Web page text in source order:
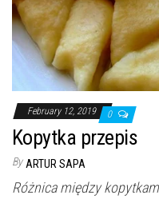
February 12, 2019 0
Kopytka przepis
By ARTUR SAPA
Różnica między